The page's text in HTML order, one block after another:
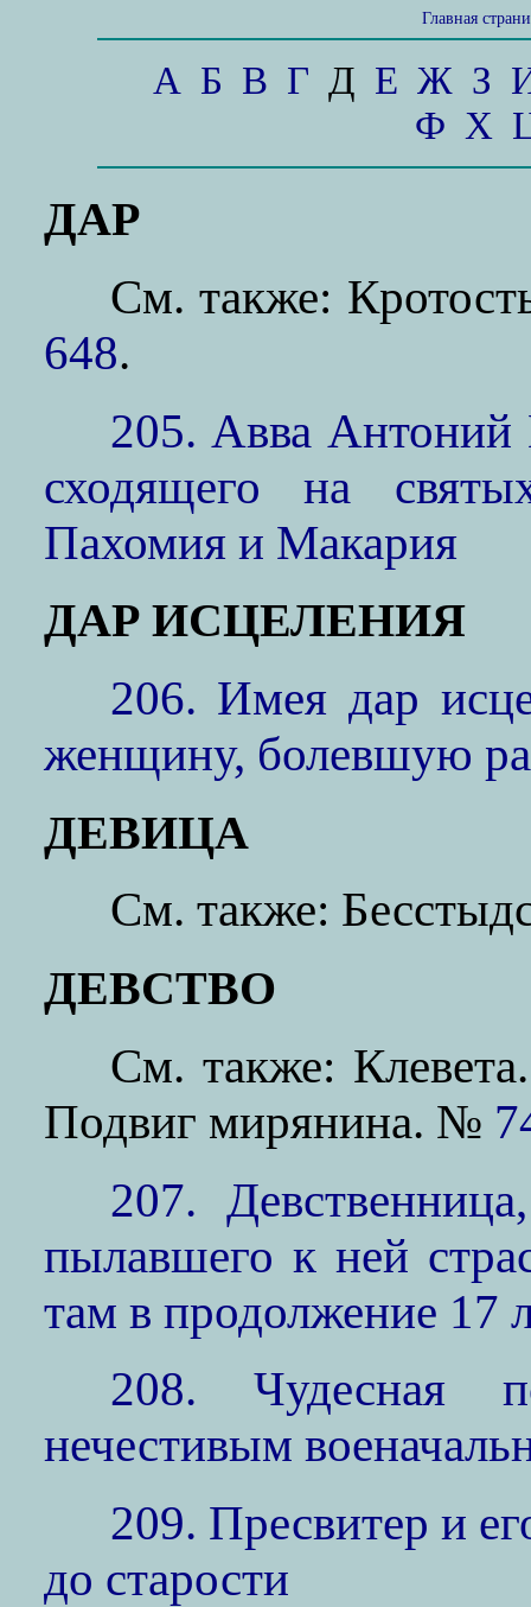
Главная
А Б В Г Д Е Ж З
Ф Х
ДАР
См. также:
648.
205. Авва Антоний
сходящего на
Пахомия и Макария
ДАР ИСЦЕЛЕНИЯ
206. Имея дар
женщину, болевшую
ДЕВИЦА
См. также:
ДЕВСТВО
См. также:
Подвиг мирянина. №
207.
пылавшего к ней
там в продолжение 17
208. Чудесная
нечестивым
209. Пресвитер и
до старости